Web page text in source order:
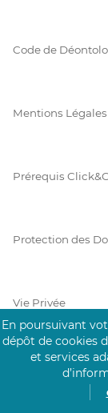
Code de
Mentions Légales
Prérequis
Protection des
Vie Privée
PAIEMENT
La collecte de
En poursuivant
dépôt de cookies
et services